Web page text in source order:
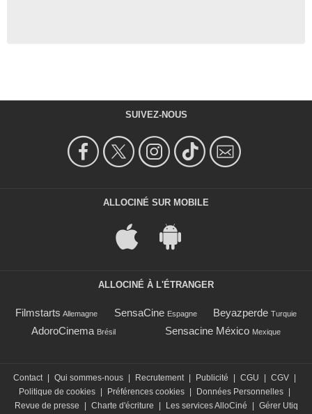
SUIVEZ-NOUS
ALLOCINÉ SUR MOBILE
ALLOCINÉ À L'ÉTRANGER
Filmstarts Allemagne SensaCine Espagne Beyazperde Turquie
AdoroCinema Brésil Sensacine México Mexique
Contact | Qui sommes-nous | Recrutement | Publicité | CGU | CGV |
Politique de cookies | Préférences cookies | Données Personnelles |
Revue de presse
| Charte d'écriture | Les services AlloCiné | Gérer Utiq